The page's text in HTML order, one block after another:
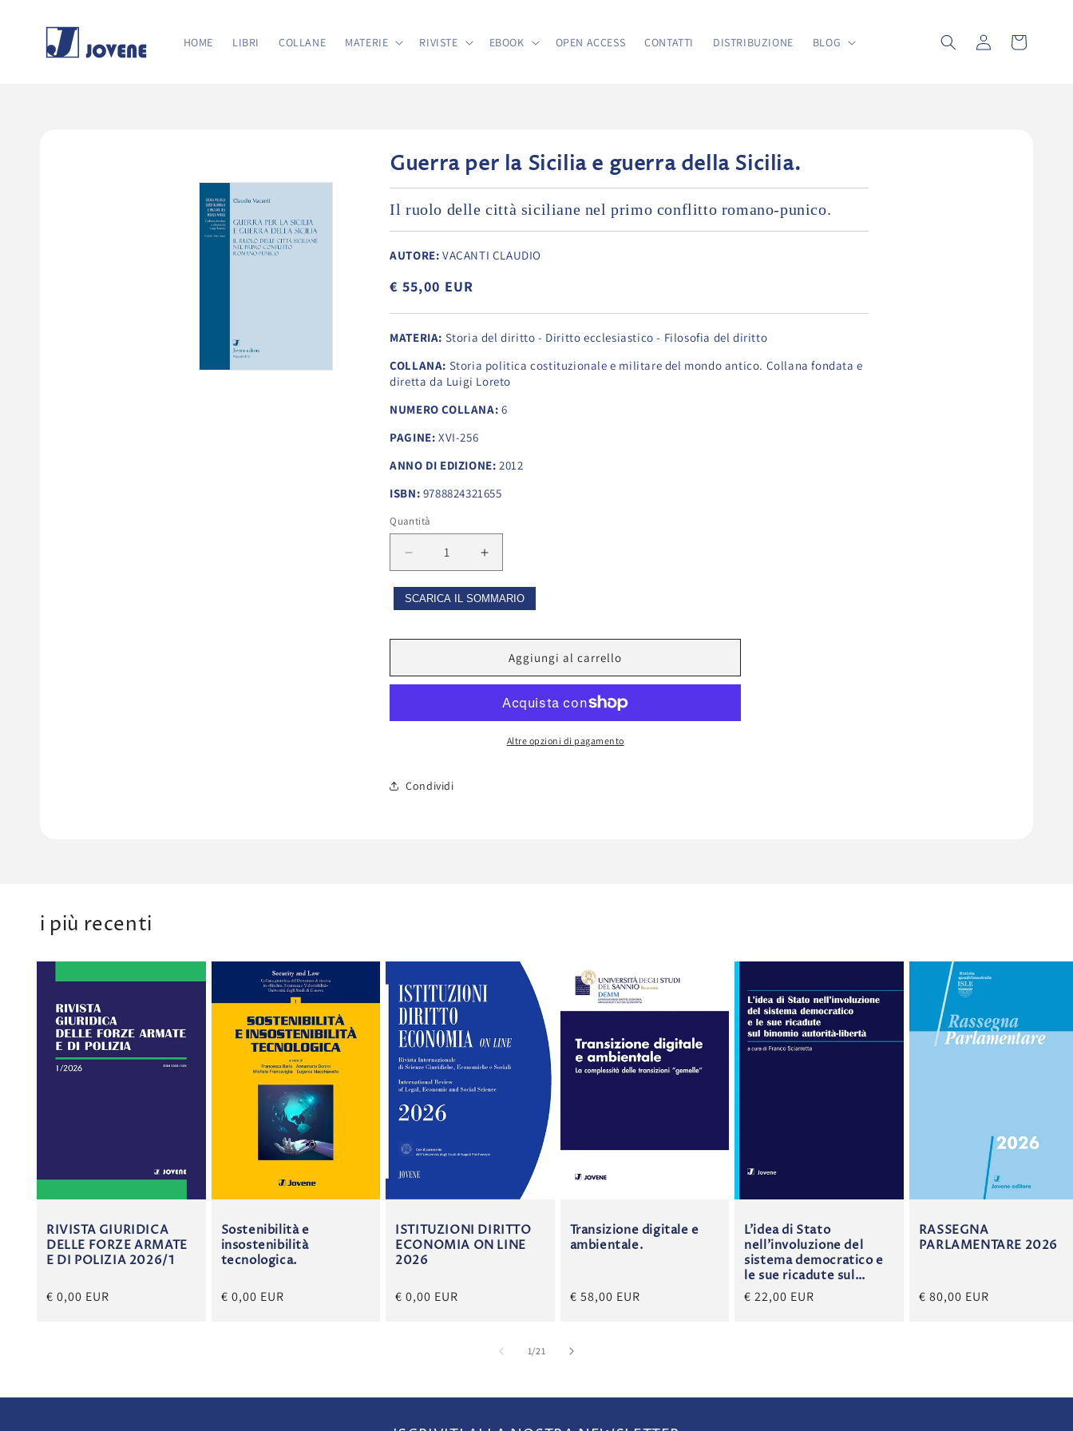
ai contenuti
HOME LIBRI COLLANE MATERIE RIVISTE EBOOK OPEN ACCESS CONTATTI DISTRIBUZIONE BLOG Accedi Carrello
sul prodotto
Guerra per la Sicilia e guerra della Sicilia.
Il ruolo delle città siciliane nel primo conflitto romano-punico.
AUTORE: VACANTI CLAUDIO
€ 55,00 EUR
MATERIA: Storia del diritto - Diritto ecclesiastico - Filosofia del diritto
COLLANA: Storia politica costituzionale e militare del mondo antico. Collana fondata e
diretta da Luigi Loreto
NUMERO COLLANA: 6
PAGINE: XVI-256
ANNO DI EDIZIONE: 2012
ISBN: 9788824321655
Quantità
Diminuisci
quantità
per
Guerra
la
e
Aumenta
quantità
per
Guerra
la
Sicilia
e
della
SCARICA IL SOMMARIO
Aggiungi al carrello
Altre opzioni di pagamento
Condividi
i più recenti
RIVISTA GIURIDICA
DELLE FORZE ARMATE
E DI POLIZIA 2026/1
€ 0,00 EUR
Sostenibilità e
insostenibilità
tecnologica.
€ 0,00 EUR
ISTITUZIONI DIRITTO
ECONOMIA ON LINE
2026
€ 0,00 EUR
Transizione digitale e
ambientale.
€ 58,00 EUR
L’idea di Stato
nell’involuzione del
sistema democratico e
le sue ricadute sul
binomio autorità-
libertà.
€ 22,00 EUR
RASSEGNA
PARLAMENTARE 2026
€ 80,00 EUR
1/su
21